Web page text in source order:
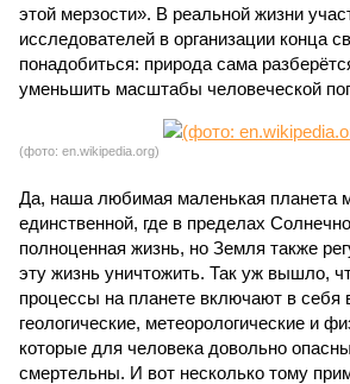
этой мерзости». В реальной жизни
исследователей в организации конца
понадобиться: природа сама
уменьшить масштабы человеческой
(фото: en.wikipedia.org)
Да, наша любимая маленькая планета
единственной, где в пределах
полноценная жизнь, но Земля также
эту жизнь уничтожить. Так уж вышло,
процессы на планете включают в себя
геологические, метеорологические и
которые для человека довольно
смертельны. И вот несколько тому